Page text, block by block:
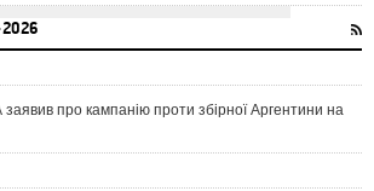
про кампанію проти збірної Аргентини на